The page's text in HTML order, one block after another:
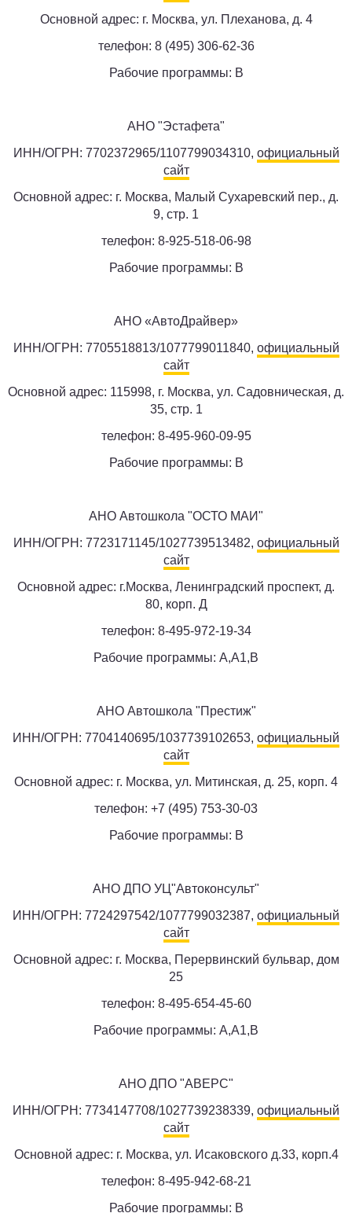
Основной адрес: г. Москва, ул. Плеханова, д. 4
телефон: 8 (495) 306-62-36
Рабочие программы: B
АНО "Эстафета"
ИНН/ОГРН: 7702372965/1107799034310, официальный
сайт
Основной адрес: г. Москва, Малый Сухаревский пер., д.
9, стр. 1
телефон: 8-925-518-06-98
Рабочие программы: B
АНО «АвтоДрайвер»
ИНН/ОГРН: 7705518813/1077799011840, официальный
сайт
Основной адрес: 115998, г. Москва, ул. Садовническая, д.
35, стр. 1
телефон: 8-495-960-09-95
Рабочие программы: B
АНО Автошкола "ОСТО МАИ"
ИНН/ОГРН: 7723171145/1027739513482, официальный
сайт
Основной адрес: г.Москва, Ленинградский проспект, д.
80, корп. Д
телефон: 8-495-972-19-34
Рабочие программы: A,A1,B
АНО Автошкола "Престиж"
ИНН/ОГРН: 7704140695/1037739102653, официальный
сайт
Основной адрес: г. Москва, ул. Митинская, д. 25, корп. 4
телефон: +7 (495) 753-30-03
Рабочие программы: B
АНО ДПО УЦ"Автоконсульт"
ИНН/ОГРН: 7724297542/1077799032387, официальный
сайт
Основной адрес: г. Москва, Перервинский бульвар, дом
25
телефон: 8-495-654-45-60
Рабочие программы: A,A1,B
АНО ДПО "АВЕРС"
ИНН/ОГРН: 7734147708/1027739238339, официальный
сайт
Основной адрес: г. Москва, ул. Исаковского д.33, корп.4
телефон: 8-495-942-68-21
Рабочие программы: B